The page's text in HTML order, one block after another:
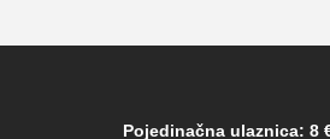
Pojedinačna ulaznica: 8